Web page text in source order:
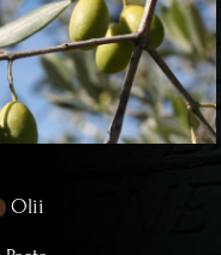
Olii